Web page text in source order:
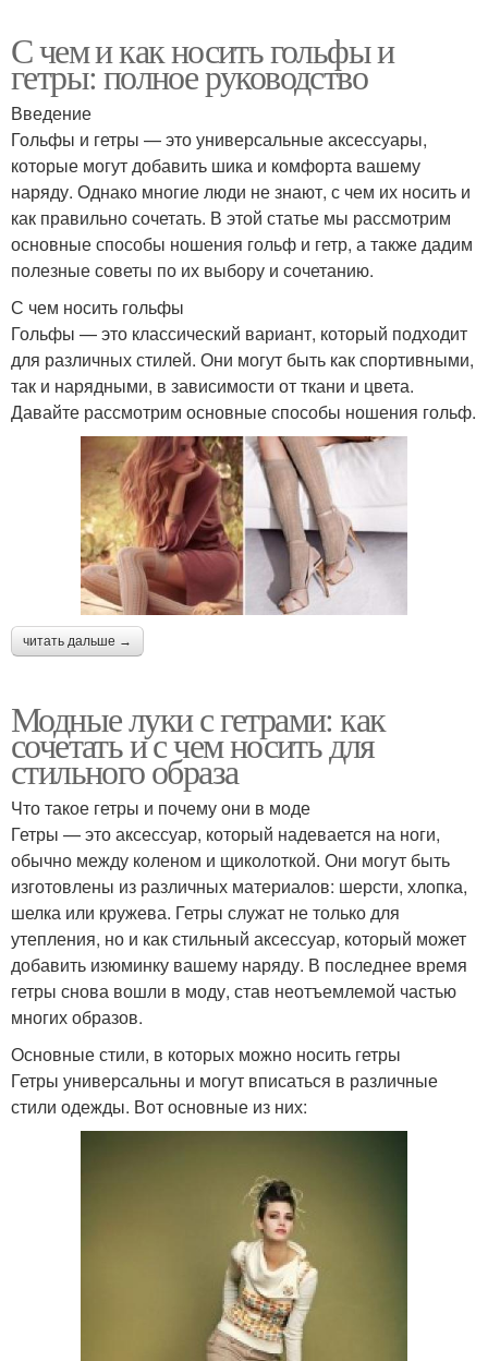
С чем и как носить гольфы и
гетры: полное руководство
Введение
Гольфы и гетры — это универсальные аксессуары,
которые могут добавить шика и комфорта вашему
наряду. Однако многие люди не знают, с чем их носить и
как правильно сочетать. В этой статье мы рассмотрим
основные способы ношения гольф и гетр, а также дадим
полезные советы по их выбору и сочетанию.
С чем носить гольфы
Гольфы — это классический вариант, который подходит
для различных стилей. Они могут быть как спортивными,
так и нарядными, в зависимости от ткани и цвета.
Давайте рассмотрим основные способы ношения гольф.
читать дальше →
Модные луки с гетрами: как
сочетать и с чем носить для
стильного образа
Что такое гетры и почему они в моде
Гетры — это аксессуар, который надевается на ноги,
обычно между коленом и щиколоткой. Они могут быть
изготовлены из различных материалов: шерсти, хлопка,
шелка или кружева. Гетры служат не только для
утепления, но и как стильный аксессуар, который может
добавить изюминку вашему наряду. В последнее время
гетры снова вошли в моду, став неотъемлемой частью
многих образов.
Основные стили, в которых можно носить гетры
Гетры универсальны и могут вписаться в различные
стили одежды. Вот основные из них: